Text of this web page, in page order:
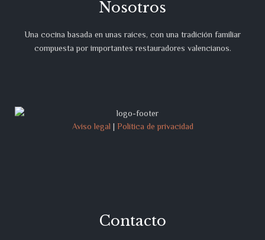
Nosotros
Una cocina basada en unas raíces, con una tradición familiar
compuesta por importantes restauradores valencianos.
Aviso legal | Política de privacidad
Contacto